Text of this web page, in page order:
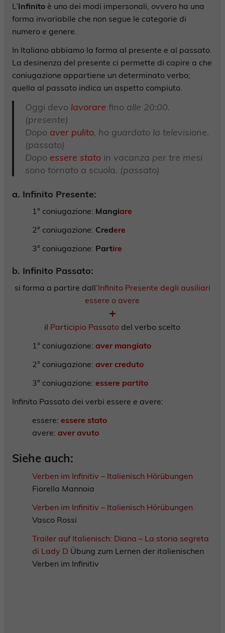
L’Infinito è uno dei modi impersonali, ovvero ha una
forma invariabile che non segue le categorie di
numero e genere.
In Italiano abbiamo la forma al presente e al passato.
La desinenza del presente ci permette di capire a che
coniugazione appartiene un determinato verbo;
quella al passato indica un aspetto compiuto.
Oggi devo lavorarefino alle 20:00.
(presente)
Dopo aver pulito, ho guardato la televisione.
(passato)
Dopo essere stato in vacanza per tre mesi
sono tornato a scuola. (passato)
a. Infinito Presente:
1° coniugazione: Mangiare
2° coniugazione: Credere
3° coniugazione: Partire
b. Infinito Passato:
si forma a partire dall’Infinito Presente degli ausiliari
essere o avere
+
il Participio Passato del verbo scelto
1° coniugazione: aver mangiato
2° coniugazione: aver creduto
3° coniugazione: essere partito
Infinito Passato dei verbi essere e avere:
essere: essere stato
avere: aver avuto
Siehe auch:
Verben im Infinitiv – Italienisch Hörübungen
Fiorella Mannoia
Verben im Infinitiv – Italienisch Hörübungen
Vasco Rossi
Trailer auf Italienisch: Diana – La storia segreta
di Lady D Übung zum Lernen der italienischen
Verben im Infinitiv